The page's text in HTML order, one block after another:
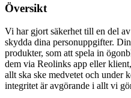
Översikt
Vi har gjort säkerhet till en del
skydda dina personuppgifter.
produkter, som att spela in
dem via Reolinks app eller
allt ska ske medvetet och under
integritet är avgörande i allt vi